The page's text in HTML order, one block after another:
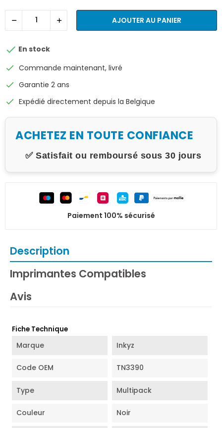
AJOUTER AU PANIER
 En stock
check Commande maintenant, livré
check Garantie 2 ans
check Expédié directement depuis la Belgique
ACHETEZ EN TOUTE CONFIANCE
✅ Satisfait ou remboursé sous 30 jours
Paiement 100% sécurisé
Description
Imprimantes Compatibles
Avis
Fiche Technique
Marque Inkyz
Code OEM TN3390
Type Multipack
Couleur Noir